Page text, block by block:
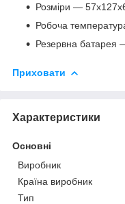
Розміри —
Робоча
Резервна батарея
Приховати
Характеристики
Основні
Виробник
Країна виробник
Тип